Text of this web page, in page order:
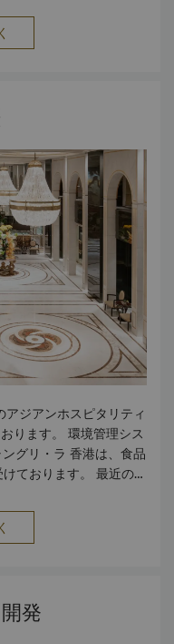
ジアンホスピタリティ
ります。 環境管理シス
グリ・ラ 香港は、食品
ております。 最近の受
を獲得 クレセン
ベル アワード2025で
」の「パイオニア ゴー
発